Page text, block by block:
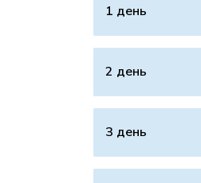
1 день
2 день
3 день